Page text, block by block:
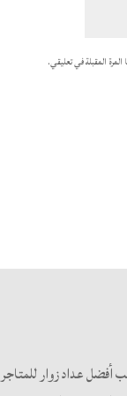
المقبلة في تعليقي.
أفضل عداد زوار للمتاجر